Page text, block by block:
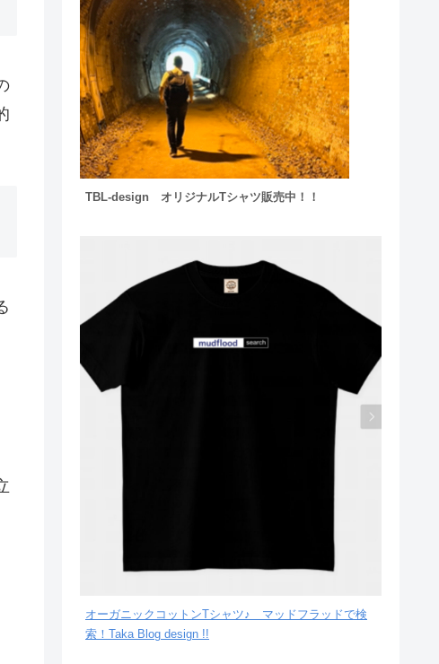
TBL-design オリジナルTシャツ販売中！！
オーガニックコットンTシャツ♪ マッドフラッドで検
索！Taka Blog design !!